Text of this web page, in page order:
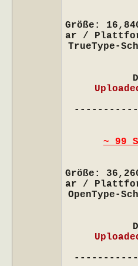
Größe:
ar /
TrueType-
~ 99
Größe:
ar /
OpenType-